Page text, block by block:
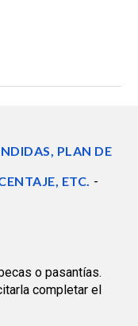
PLAN DE
ETC. -
o pasantías.
completar el